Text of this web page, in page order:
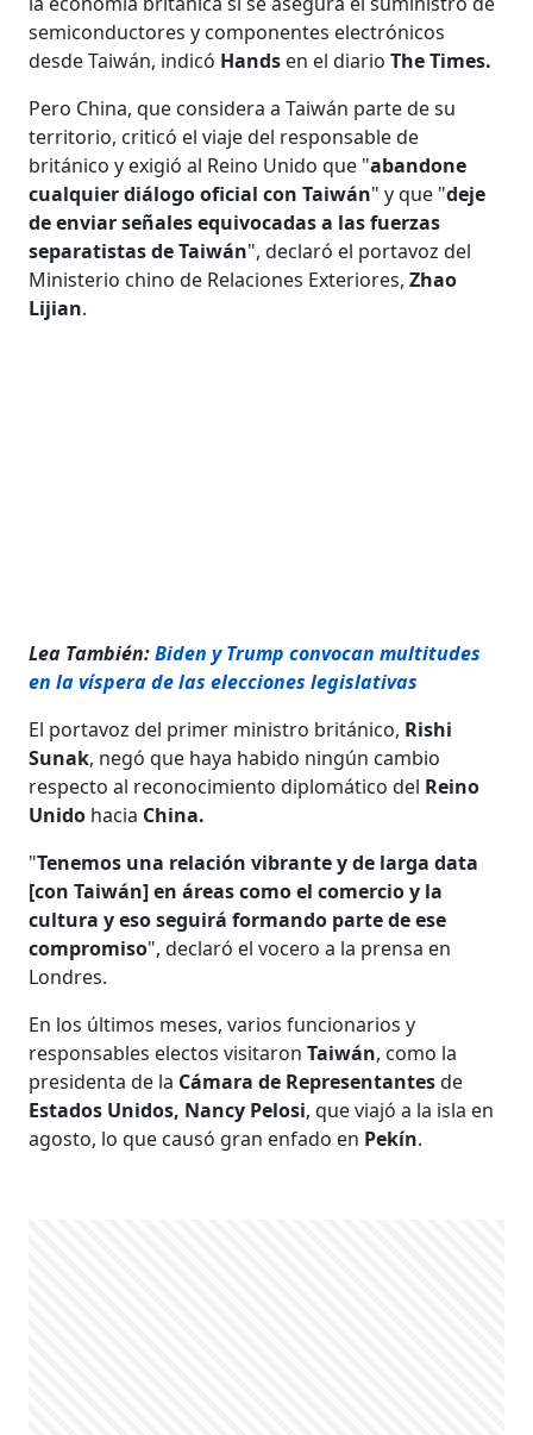
semiconductores y componentes electrónicos
desde Taiwán, indicó Hands en el diarioThe Times.
Pero China, que considera a Taiwán parte de su
territorio, criticó el viaje del responsable de
británico y exigió al Reino Unido que "abandone
cualquier diálogo oficial con Taiwán" y que "deje
de enviar señales equivocadas a las fuerzas
separatistas de Taiwán", declaró el portavoz del
Ministerio chino de Relaciones Exteriores,Zhao
Lijian.
Lea También:Biden y Trump convocan multitudes
en la víspera de las elecciones legislativas
El portavoz del primer ministro británico, Rishi
Sunak, negó que haya habido ningún cambio
respecto al reconocimiento diplomático del Reino
Unido hacia China.
"Tenemos una relación vibrante y de larga data
[con Taiwán] en áreas como el comercio y la
cultura y eso seguirá formando parte de ese
compromiso", declaró el vocero a la prensa en
Londres.
En los últimos meses, varios funcionarios y
responsables electos visitaronTaiwán, como la
presidenta de la Cámara de Representantesde
Estados Unidos, Nancy Pelosi, que viajó a la isla en
agosto, lo que causó gran enfado en Pekín.